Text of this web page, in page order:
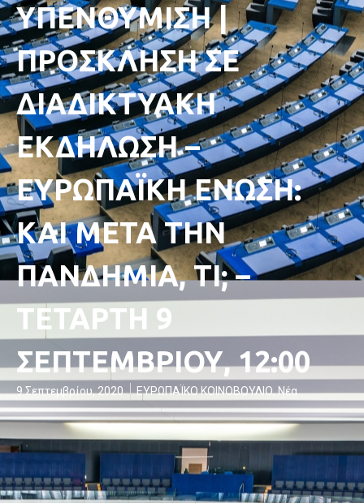
ΥΠΕΝΘΥΜΙΣΗ |
ΠΡΟΣΚΛΗΣΗ ΣΕ
ΔΙΑΔΙΚΤΥΑΚΗ
ΕΚΔΗΛΩΣΗ –
ΕΥΡΩΠΑΪΚΗ ΕΝΩΣΗ:
ΚΑΙ ΜΕΤΑ ΤΗΝ
ΠΑΝΔΗΜΙΑ, ΤΙ; –
ΤΕΤΑΡΤΗ 9
ΣΕΠΤΕΜΒΡΙΟΥ, 12:00
9 Σεπτεμβρίου, 2020 ΕΥΡΩΠΑΪΚΟ ΚΟΙΝΟΒΟΥΛΙΟ,Νέα